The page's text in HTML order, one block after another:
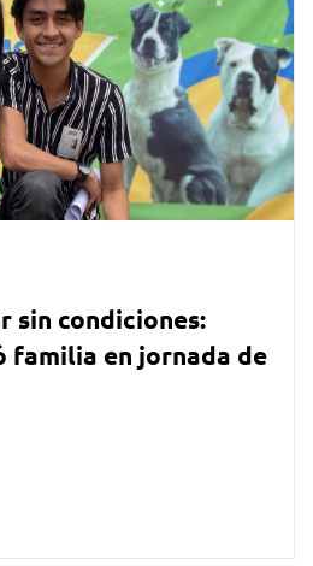
sin condiciones:
familia en jornada de